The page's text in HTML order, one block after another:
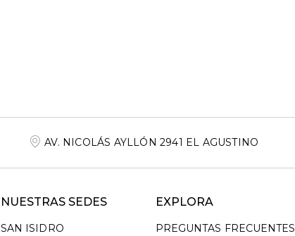
AV. NICOLÁS AYLLÓN 2941 EL AGUSTINO
NUESTRAS SEDES
SAN ISIDRO
EXPLORA
PREGUNTAS FRECUENTES